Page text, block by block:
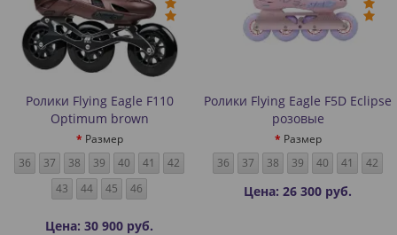
Ролики Flying Eagle F110
Optimum brown
Размер
36
37 38 39 40 41
42
43
44 45 46
Цена: 30 900 руб.
Ролики Flying Eagle F5D Eclipse
розовые
Размер
36
37 38 39 40 41 42
Цена: 26 300 руб.